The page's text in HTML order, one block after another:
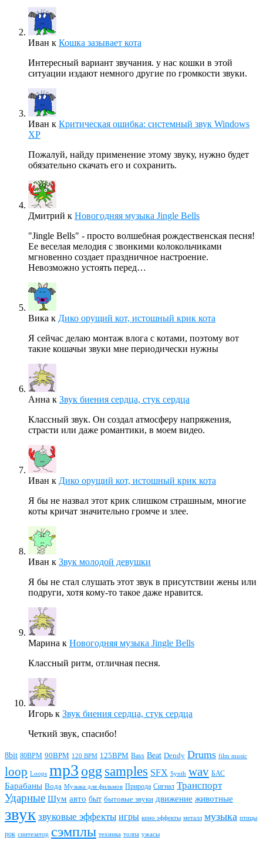
Иван к Кошка зазывает кота
Интересный вариант звучания. у нас кошки в этой
ситуации издают немного другие по громкости звуки.
Иван к Критическая ошибка: системный звук Windows
XP
Пожалуй, найду применение этому звуку, нужно будет
обязательно скачать его и сохранить.
Дмитрий к Новогодняя музыка Jingle Bells
"Jingle Bells" - просто волшебная рождественская песня!
Ее веселая мелодия с звонкими колокольчиками
мгновенно создает праздничное настроение.
Невозможно устоять перед…
Вика к Дико орущий кот, истошный крик кота
Я сейчас делаю монтаж влога с котами, поэтому вот
такие кошачьи звуки мне периодически нужны
Анна к Звук биения сердца, стук сердца
Классный звук. Он создал атмосферу напряжения,
страсти или даже романтики, в моем видео.
Иван к Дико орущий кот, истошный крик кота
Я бы не назвал этот крик слишком страшным, многие
коты кричат значительно громче и злее.
Иван к Звук молодой девушки
Я бы не стал слушать этот звук в присутствии жены или
подруги, хотя кому-то такое даже нравится.
Марина к Новогодняя музыка Jingle Bells
Классный ритм, отличная песня.
Игорь к Звук биения сердца, стук сердца
Четкий звук, спасибо!
8bit 80BPM 90BPM 120 BPM 125BPM Bass Beat Dendy Drums film music
loop Loops mp3 ogg samples SFX Synth wav БАС
Барабаны Вода Музыка для фильмов Природа Сигнал Транспорт
Ударные Шум авто быт бытовые звуки движение животные
звук звуковые эффекты игры кино эффекты металл музыка птицы
рок синтезатор сэмплы техника толпа ужасы